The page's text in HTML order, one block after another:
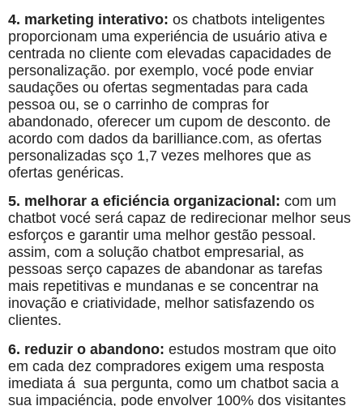
4. marketing interativo: os chatbots inteligentes
proporcionam uma experiéncia de usuário ativa e
centrada no cliente com elevadas capacidades de
personalização. por exemplo, vocé pode enviar
saudações ou ofertas segmentadas para cada
pessoa ou, se o carrinho de compras for
abandonado, oferecer um cupom de desconto. de
acordo com dados da barilliance.com, as ofertas
personalizadas sço 1,7 vezes melhores que as
ofertas genéricas.
5. melhorar a eficiéncia organizacional: com um
chatbot vocé será capaz de redirecionar melhor seus
esforços e garantir uma melhor gestão pessoal.
assim, com a solução chatbot empresarial, as
pessoas serço capazes de abandonar as tarefas
mais repetitivas e mundanas e se concentrar na
inovação e criatividade, melhor satisfazendo os
clientes.
6. reduzir o abandono: estudos mostram que oito
em cada dez compradores exigem uma resposta
imediata á sua pergunta, como um chatbot sacia a
sua impaciéncia, pode envolver 100% dos visitantes